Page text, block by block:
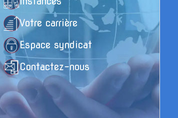
Votre carrière
Espace syndicat
Contactez-nous